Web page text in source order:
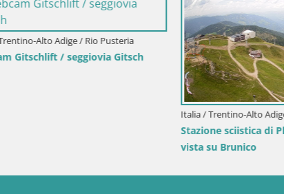
Gitsch
Italia / Trentino-Alto Adige / Brunico
Stazione sciistica di Plan de Corones |